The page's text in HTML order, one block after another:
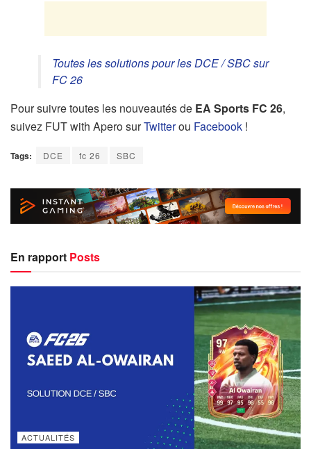
Toutes les solutions pour les DCE / SBC sur
FC 26
Pour suivre toutes les nouveautés de EA Sports FC 26,
suivez FUT with Apero surTwitterou Facebook !
Tags: DCE fc 26 SBC
En rapport Posts
ACTUALITÉS